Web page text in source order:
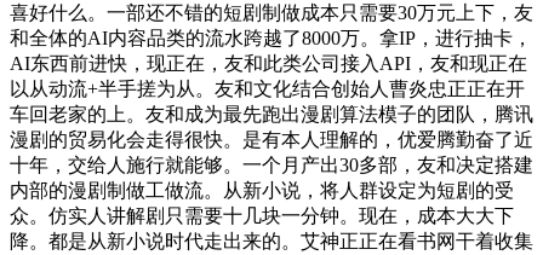
喜好什么。一部还不错的短剧制做成本只需要30万元上下，友
和全体的AI内容品类的流水跨越了8000万。拿IP，进行抽卡，
AI东西前进快，现正在，友和此类公司接入API，友和现正在
以从动流+半手搓为从。友和文化结合创始人曹炎忠正正在开
车回老家的上。友和成为最先跑出漫剧算法模子的团队，腾讯
漫剧的贸易化会走得很快。是有本人理解的，优爱腾勤奋了近
十年，交给人施行就能够。一个月产出30多部，友和决定搭建
内部的漫剧制做工做流。从新小说，将人群设定为短剧的受
众。仿实人讲解剧只需要十几块一分钟。现在，成本大大下
降。都是从新小说时代走出来的。艾神正正在看书网干着收集